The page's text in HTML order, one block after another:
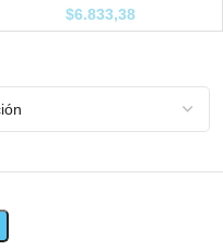
$6.833,38